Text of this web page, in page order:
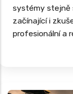
systémy stejně
začínající i
profesionální a
nabídkou
podpůrné